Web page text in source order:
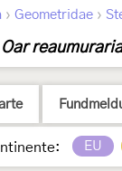
› Geometridae ›
Oar reaumuraria
EU